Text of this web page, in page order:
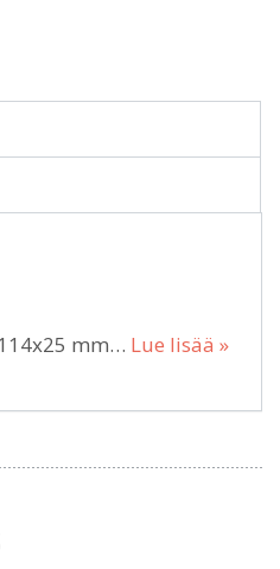
mm… Lue lisää »